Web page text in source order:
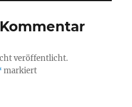
veröffentlicht.
markiert